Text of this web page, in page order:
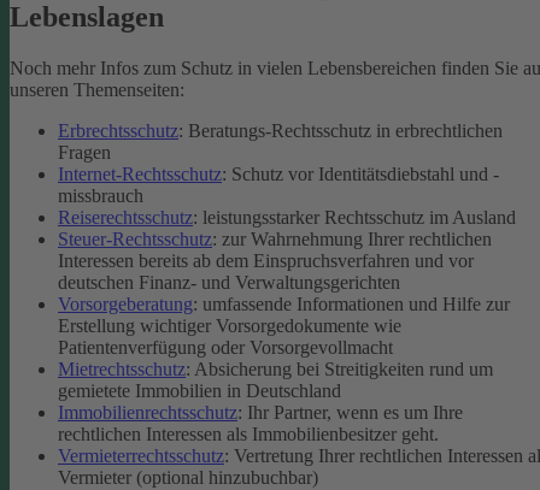
Lebenslagen
Noch mehr Infos zum Schutz in vielen Lebensbereichen finden Sie
unseren Themenseiten:
Erbrechtsschutz: Beratungs-Rechtsschutz in erbrechtlichen
Fragen
Internet-Rechtsschutz: Schutz vor Identitätsdiebstahl und -
missbrauch
Reiserechtsschutz: leistungsstarker Rechtsschutz im Ausland
Steuer-Rechtsschutz: zur Wahrnehmung Ihrer rechtlichen
Interessen bereits ab dem Einspruchsverfahren und vor
deutschen Finanz- und Verwaltungsgerichten
Vorsorgeberatung: umfassende Informationen und Hilfe zur
Erstellung wichtiger Vorsorgedokumente wie
Patientenverfügung oder Vorsorgevollmacht
Mietrechtsschutz: Absicherung bei Streitigkeiten rund um
gemietete Immobilien in Deutschland
Immobilienrechtsschutz: Ihr Partner, wenn es um Ihre
rechtlichen Interessen als Immobilienbesitzer geht.
Vermieterrechtsschutz: Vertretung Ihrer rechtlichen Interessen
Vermieter (optional hinzubuchbar)